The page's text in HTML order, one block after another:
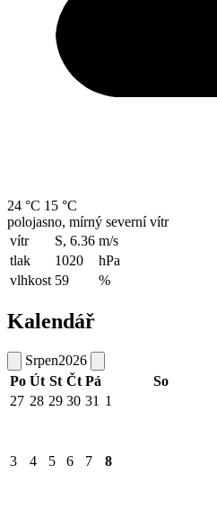
24 °C 15 °C
polojasno, mírný severní vítr
vítr
S, 6.36 m/s
tlak
1020
hPa
vlhkost 59 %
Kalendář
Srpen2026
Po Út St Čt Pá So
27 28 29 30 31 1
3 4 5 6 7 8